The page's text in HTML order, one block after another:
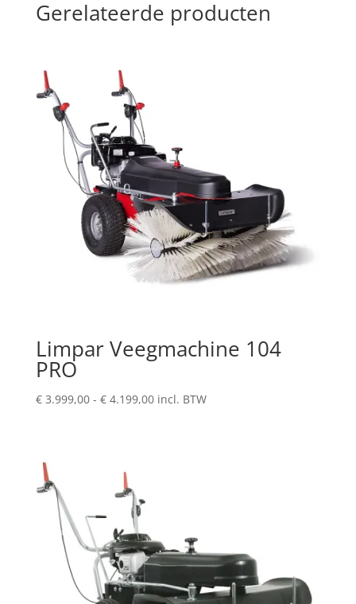
Gerelateerde producten
Limpar Veegmachine 104
PRO
€3.999,00 - €4.199,00Prijsklasse:
incl. BTW